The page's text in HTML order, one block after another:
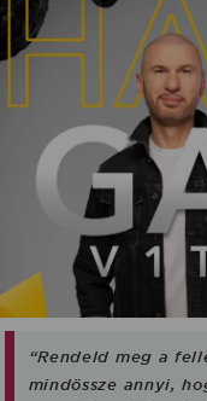
“Rendeld meg a
mindössze annyi,